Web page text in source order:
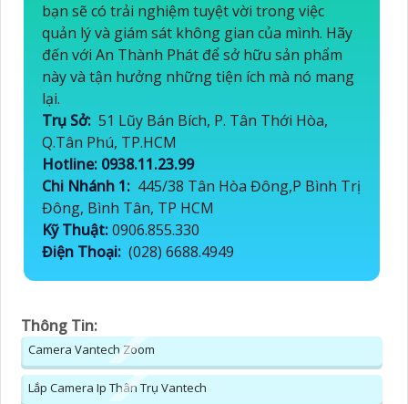
bạn sẽ có trải nghiệm tuyệt vời trong việc
quản lý và giám sát không gian của mình. Hãy
đến với An Thành Phát để sở hữu sản phẩm
này và tận hưởng những tiện ích mà nó mang
lại.
Trụ Sở: 51 Lũy Bán Bích, P. Tân Thới Hòa,
Q.Tân Phú, TP.HCM
Hotline: 0938.11.23.99
Chi Nhánh 1: 445/38 Tân Hòa Đông,P Bình Trị
Đông, Bình Tân, TP HCM
Kỹ Thuật:0906.855.330
Điện Thoại: (028) 6688.4949
Thông Tin:
Camera Vantech Zoom
Lắp Camera Ip Thân Trụ Vantech